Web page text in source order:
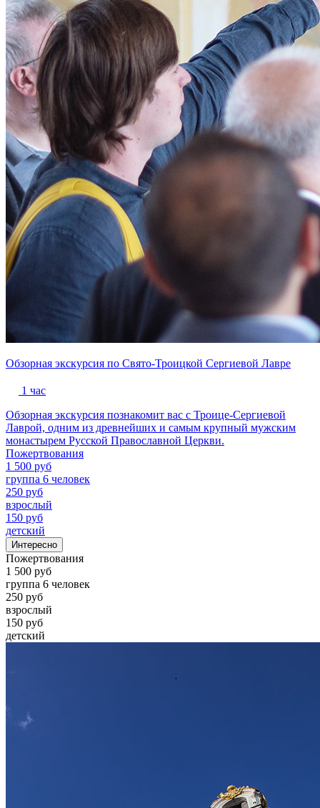
Обзорная экскурсия по Свято-Троицкой Сергиевой Лавре
1 час
Обзорная экскурсия познакомит вас с Троице-Сергиевой
Лаврой, одним из древнейших и самым крупный мужским
монастырем Русской Православной Церкви.
Пожертвования
1 500 руб
группа 6 человек
250 руб
взрослый
150 руб
детский
Интересно
Пожертвования
1 500 руб
группа 6 человек
250 руб
взрослый
150 руб
детский